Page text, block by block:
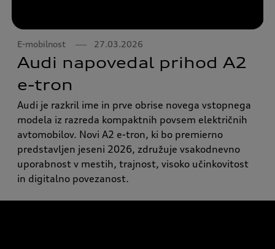
E-mobilnost 27.03.2026
Audi napovedal prihod A2
e-tron
Audi je razkril ime in prve obrise novega vstopnega
modela iz razreda kompaktnih povsem električnih
avtomobilov. Novi A2 e-tron, ki bo premierno
predstavljen jeseni 2026, združuje vsakodnevno
uporabnost v mestih, trajnost, visoko učinkovitost
in digitalno povezanost.